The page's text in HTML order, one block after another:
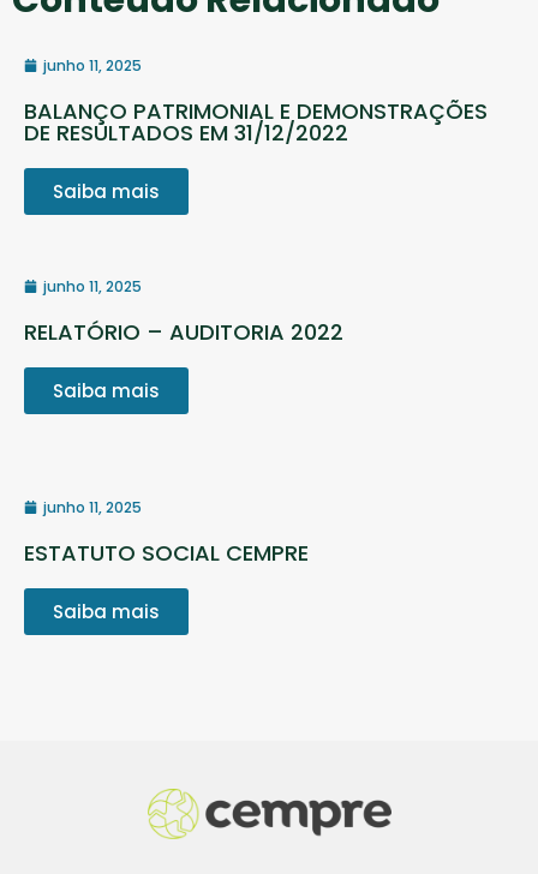
junho 11, 2025
BALANÇO PATRIMONIAL E DEMONSTRAÇÕES
DE RESULTADOS EM 31/12/2022
Saiba mais
junho 11, 2025
RELATÓRIO – AUDITORIA 2022
Saiba mais
junho 11, 2025
ESTATUTO SOCIAL CEMPRE
Saiba mais